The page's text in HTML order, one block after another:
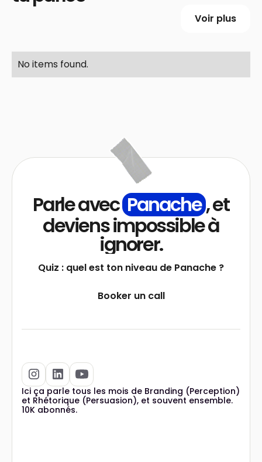
Voir plus
No items found.
Parle avec Panache, et
deviens impossible à
ignorer.
Quiz : quel est ton niveau de Panache ?
Booker un call
Ici ça parle tous les mois de Branding (Perception)
et Rhétorique (Persuasion), et souvent ensemble.
10K abonnés.